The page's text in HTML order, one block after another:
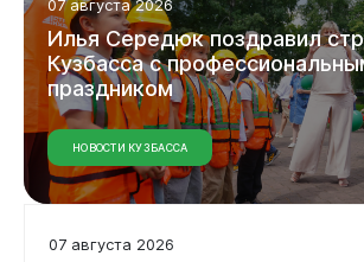
07 августа 2026
Илья Середюк поздравил
Кузбасса с
праздником
НОВОСТИ КУЗБАССА
07 августа 2026